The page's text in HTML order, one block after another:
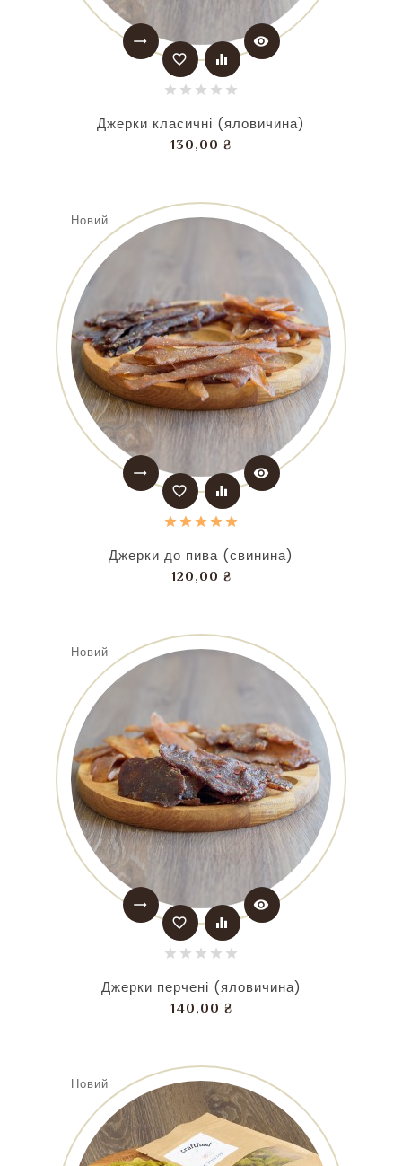
trending_flat
favorite_border
equalizer
visibility
Джерки класичні (яловичина)
130,00 ₴
Новий
trending_flat
favorite_border
equalizer
visibility
Джерки до пива (свинина)
120,00 ₴Ціна
Новий
trending_flat
favorite_border
equalizer
visibility
Джерки перчені (яловичина)
140,00 ₴Ціна
Новий